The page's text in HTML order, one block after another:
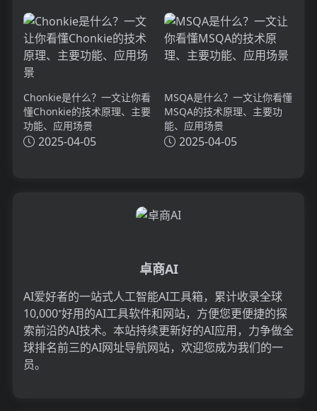
Chonkie是什么？一文让你看
懂Chonkie的技术原理、主要
功能、应用场景
2025-04-05
MSQA是什么？一文让你看懂
MSQA的技术原理、主要功
能、应用场景
2025-04-05
卓商AI
AI爱好者的一站式人工智能AI工具箱，累计收录全球
10,000⁺好用的AI工具软件和网站，方便您更便捷的探
索前沿的AI技术。本站持续更新好的AI应用，力争做全
球排名前三的AI网址导航网站，欢迎您成为我们的一
员。